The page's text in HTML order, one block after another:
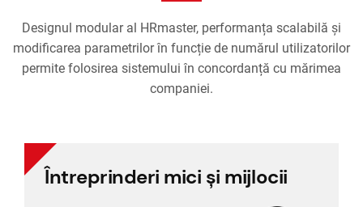
Designul modular al HRmaster, performanța scalabilă și
modificarea parametrilor în funcție de numărul utilizatorilor
permite folosirea sistemului în concordanță cu mărimea
companiei.
Întreprinderi mici și mijlocii
Întreprinderi mici și mijlocii